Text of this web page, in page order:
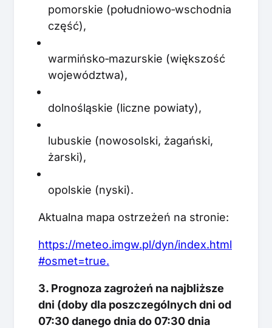
pomorskie (południowo‑wschodnia
część),
warmińsko‑mazurskie (większość
województwa),
dolnośląskie (liczne powiaty),
lubuskie (nowosolski, żagański,
żarski),
opolskie (nyski).
Aktualna mapa ostrzeżeń na stronie:
https://meteo.imgw.pl/dyn/index.html
#osmet=true.
3. Prognoza zagrożeń na najbliższe
dni (doby dla poszczególnych dni od
07:30 danego dnia do 07:30 dnia